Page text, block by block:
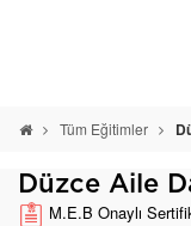
Tüm Eğitimler
Düzce Aile
M.E.B Onaylı